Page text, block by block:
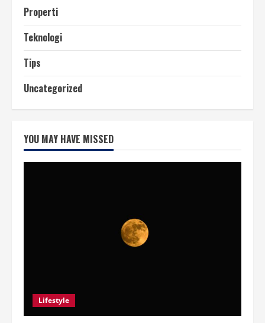
Properti
Teknologi
Tips
Uncategorized
YOU MAY HAVE MISSED
Lifestyle